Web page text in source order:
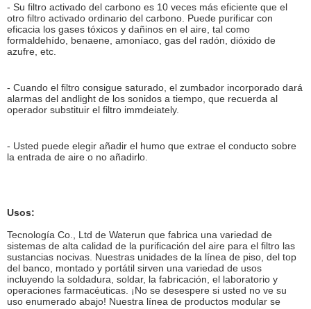
- Su filtro activado del carbono es 10 veces más eficiente que el
otro filtro activado ordinario del carbono. Puede purificar con
eficacia los gases tóxicos y dañinos en el aire, tal como
formaldehído, benaene, amoníaco, gas del radón, dióxido de
azufre, etc.
- Cuando el filtro consigue saturado, el zumbador incorporado dará
alarmas del andlight de los sonidos a tiempo, que recuerda al
operador substituir el filtro immdeiately.
- Usted puede elegir añadir el humo que extrae el conducto sobre
la entrada de aire o no añadirlo.
Usos:
Tecnología Co., Ltd de Waterun que fabrica una variedad de
sistemas de alta calidad de la purificación del aire para el filtro las
sustancias nocivas. Nuestras unidades de la línea de piso, del top
del banco, montado y portátil sirven una variedad de usos
incluyendo la soldadura, soldar, la fabricación, el laboratorio y
operaciones farmacéuticas. ¡No se desespere si usted no ve su
uso enumerado abajo! Nuestra línea de productos modular se